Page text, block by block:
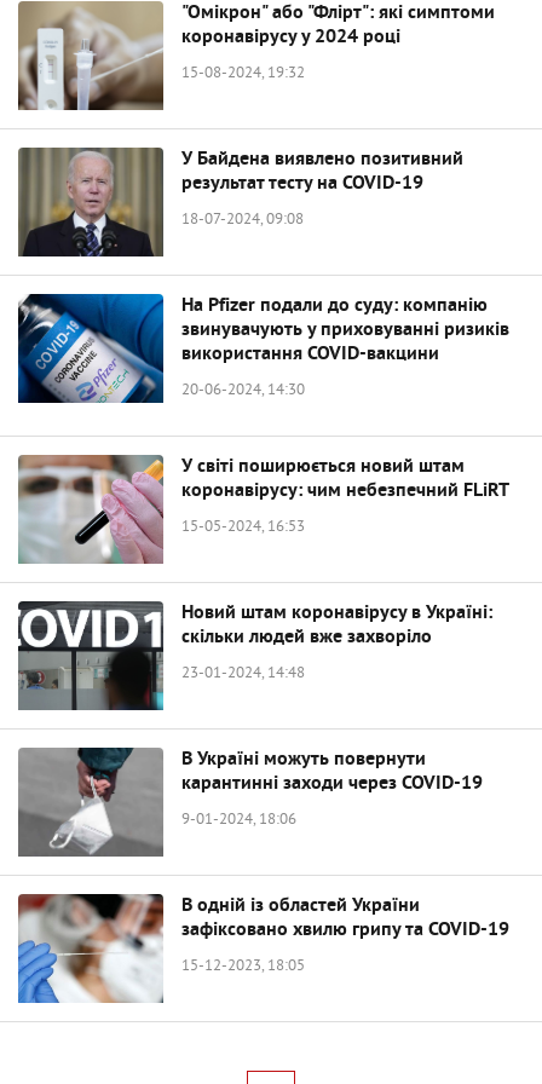
"Омікрон" або "Флірт": які симптоми
коронавірусу у 2024 році
15-08-2024, 19:32
У Байдена виявлено позитивний
результат тесту на COVID-19
18-07-2024, 09:08
На Pfizer подали до суду: компанію
звинувачують у приховуванні ризиків
використання COVID-вакцини
20-06-2024, 14:30
У світі поширюється новий штам
коронавірусу: чим небезпечний FLiRT
15-05-2024, 16:53
Новий штам коронавірусу в Україні:
скільки людей вже захворіло
23-01-2024, 14:48
В Україні можуть повернути
карантинні заходи через COVID-19
9-01-2024, 18:06
В одній із областей України
зафіксовано хвилю грипу та COVID-19
15-12-2023, 18:05